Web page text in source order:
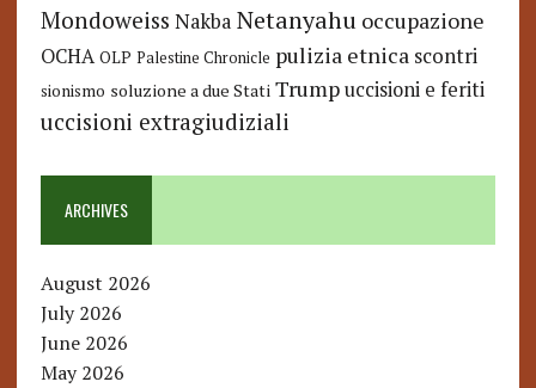
Mondoweiss Nakba Netanyahu occupazione
OCHA OLP Palestine Chronicle pulizia etnica scontri
sionismo soluzione a due Stati Trump uccisioni e feriti
uccisioni extragiudiziali
ARCHIVES
August 2026
July 2026
June 2026
May 2026